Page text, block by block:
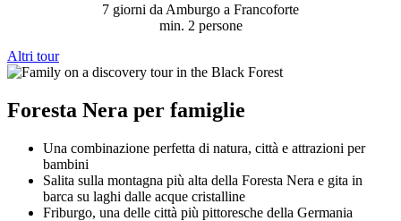
7 giorni da Amburgo a Francoforte
min. 2 persone
Altri tour
Foresta Nera per famiglie
Una combinazione perfetta di natura, città e attrazioni per
bambini
Salita sulla montagna più alta della Foresta Nera e gita in
barca su laghi dalle acque cristalline
Friburgo, una delle città più pittoresche della Germania